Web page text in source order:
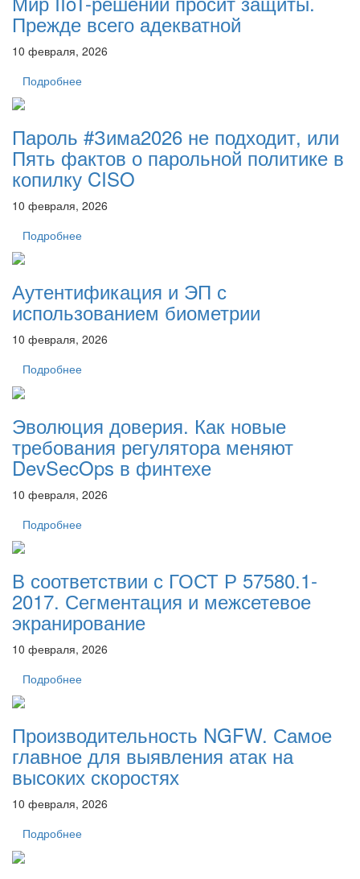
Прежде всего адекватной
10 февраля, 2026
Подробнее
Пароль #Зима2026 не подходит, или
Пять фактов о парольной политике в
копилку CISO
10 февраля, 2026
Подробнее
Аутентификация и ЭП с
использованием биометрии
10 февраля, 2026
Подробнее
Эволюция доверия. Как новые
требования регулятора меняют
DevSecOps в финтехе
10 февраля, 2026
Подробнее
В соответствии с ГОСТ Р 57580.1-
2017. Сегментация и межсетевое
экранирование
10 февраля, 2026
Подробнее
Производительность NGFW. Самое
главное для выявления атак на
высоких скоростях
10 февраля, 2026
Подробнее